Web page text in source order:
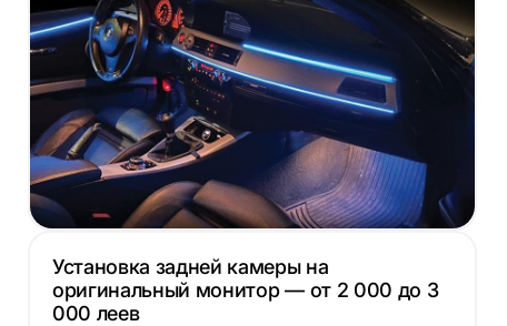
Установка задней камеры на
оригинальный монитор — от 2 000 до 3
000 леев